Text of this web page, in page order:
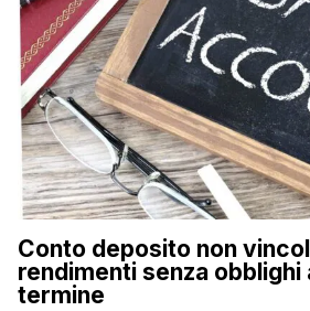
Conto deposito non
rendimenti senza obblighi
termine